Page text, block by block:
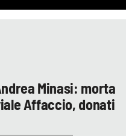
Minasi: morta
Affaccio, donati